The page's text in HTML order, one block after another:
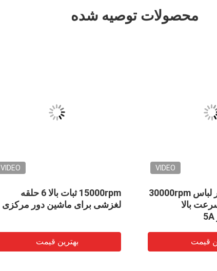
محصولات توصیه شده
VIDEO
15000rpm ثبات بالا 6 حلقه
لغزشی برای ماشین دور مرکزی
بهترین قیمت
VIDEO
مقاومت در برابر لباس 30000rpm
بالا
قیمت